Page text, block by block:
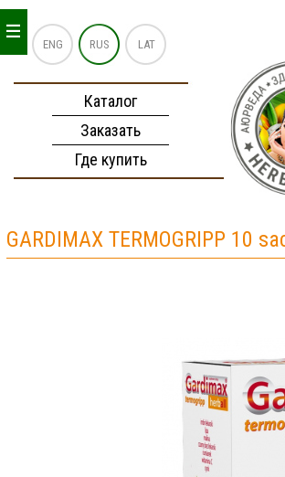
ENG RUS LAT
Каталог
Заказать
Где купить
_
_
_
GARDIMAX TERMOGRIPP 10